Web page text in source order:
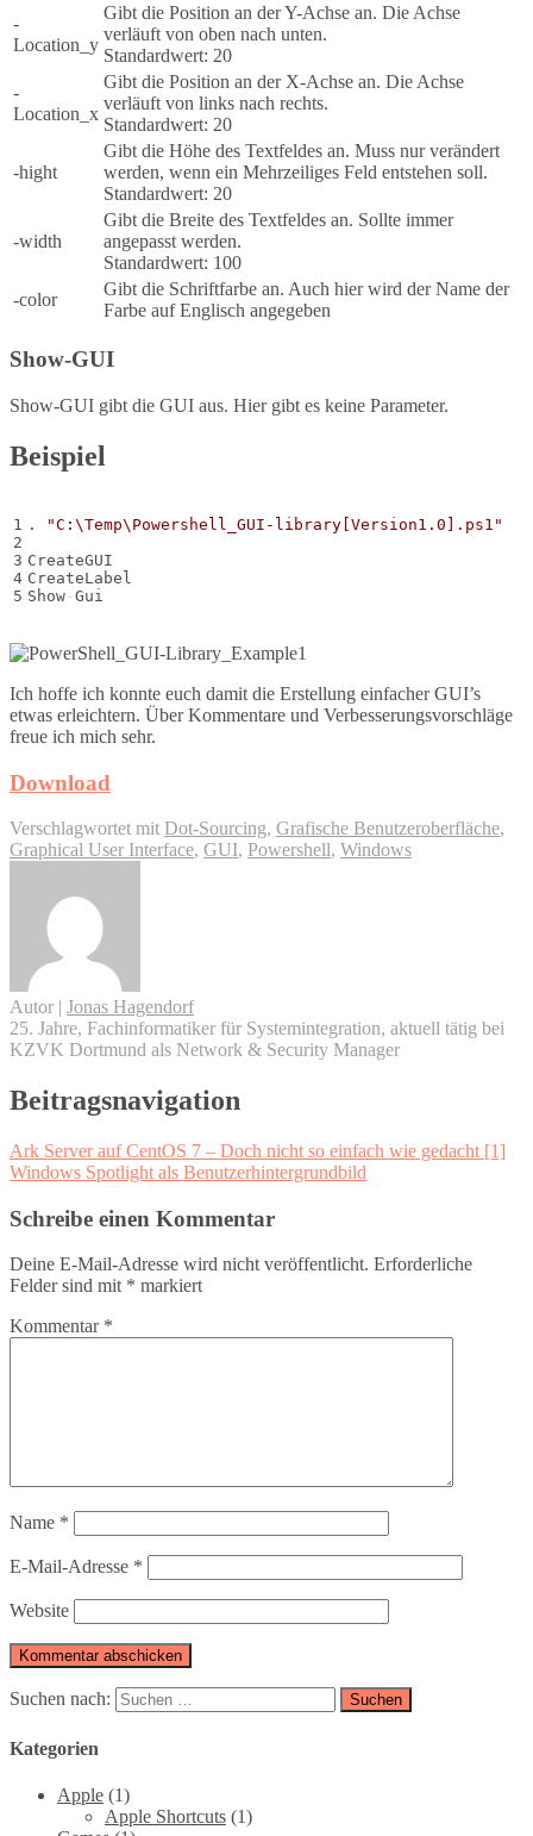
-
Location_y
Gibt die Position an der Y-Achse an. Die Achse
verläuft von oben nach unten.
Standardwert: 20
-
Location_x
Gibt die Position an der X-Achse an. Die Achse
verläuft von links nach rechts.
Standardwert: 20
-hight
Gibt die Höhe des Textfeldes an. Muss nur verändert
werden, wenn ein Mehrzeiliges Feld entstehen soll.
Standardwert: 20
-width
Gibt die Breite des Textfeldes an. Sollte immer
angepasst werden.
Standardwert: 100
-color
Gibt die Schriftfarbe an. Auch hier wird der Name der
Farbe auf Englisch angegeben
Show-GUI
Show-GUI gibt die GUI aus. Hier gibt es keine Parameter.
Beispiel
1
2
3
4
.
"C:\Temp\Powershell_GUI-library[Version1.0].ps1"
CreateGUI
CreateLabel
Show-Gui
Ich hoffe ich konnte euch damit die Erstellung einfacher GUI’s
etwas erleichtern. Über Kommentare und Verbesserungsvorschläge
freue ich mich sehr.
Download
Verschlagwortet mit Dot-Sourcing, Grafische Benutzeroberfläche,
Graphical User Interface, GUI, Powershell, Windows
Autor | Jonas Hagendorf
25. Jahre, Fachinformatiker für Systemintegration, aktuell tätig bei
KZVK Dortmund als Network & Security Manager
Beitragsnavigation
Ark Server auf CentOS 7 – Doch nicht so einfach wie gedacht [1]
Windows Spotlight als Benutzerhintergrundbild
Schreibe einen Kommentar
Deine E-Mail-Adresse wird nicht veröffentlicht. Erforderliche
Felder sind mit * markiert
Kommentar *
Name *
E-Mail-Adresse *
Website
Suchen nach:
Kategorien
Apple (1)
Apple Shortcuts (1)